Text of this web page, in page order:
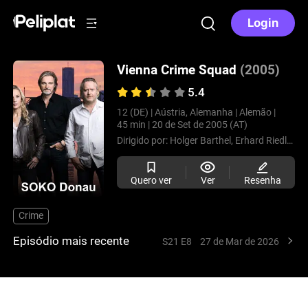
Login
Vienna Crime Squad (2005)
5.4
12 (DE) | Aústria, Alemanha | Alemão |
45 min | 20 de Set de 2005 (AT)
Dirigido por: Holger Barthel, Erhard Riedlsperger,
Quero ver Ver Resenha
Crime
Episódio mais recente S21 E8 27 de Mar de 2026